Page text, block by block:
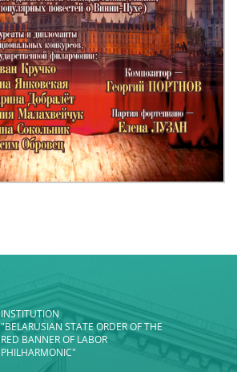
INSTITUTION
"BELARUSIAN STATE ORDER OF THE
RED BANNER OF LABOR
PHILHARMONIC"